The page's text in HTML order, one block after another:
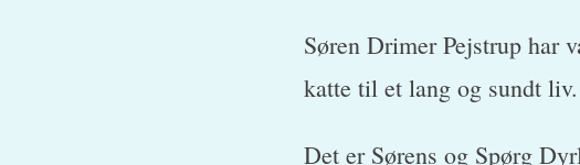
Søren Drimer Pejstrup har
katte til et lang og sundt liv.
Det er Sørens og Spørg